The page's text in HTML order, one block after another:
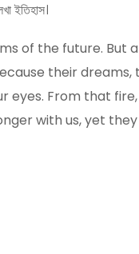
ইতিহাস।
of the future.
their
eyes. From that
with us, yet